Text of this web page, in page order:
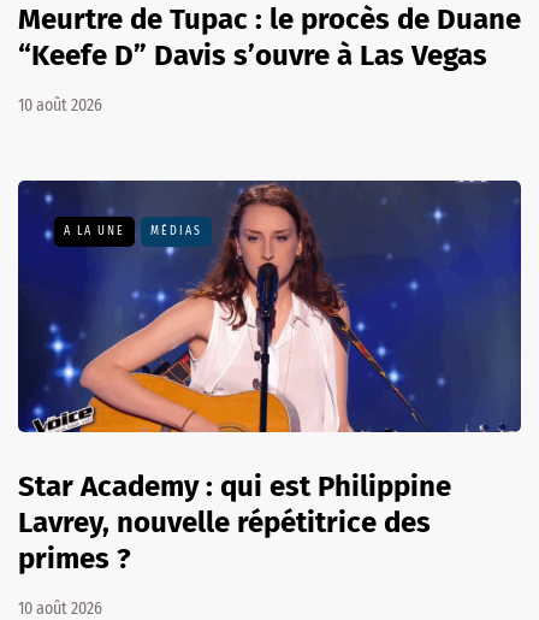
Meurtre de Tupac : le procès de Duane
“Keefe D” Davis s’ouvre à Las Vegas
10 août 2026
A LA UNE MÉDIAS
Star Academy : qui est Philippine
Lavrey, nouvelle répétitrice des
primes ?
10 août 2026